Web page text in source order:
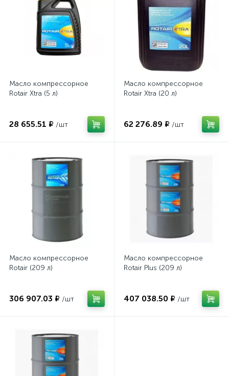
Масло компрессорное
Rotair Xtra (5 л)
28 655.51 ₽ /шт
Масло компрессорное
Rotair Xtra (20 л)
62 276.89 ₽ /шт
Масло компрессорное
Rotair (209 л)
306 907.03 ₽ /шт
Масло компрессорное
Rotair Plus (209 л)
407 038.50 ₽ /шт